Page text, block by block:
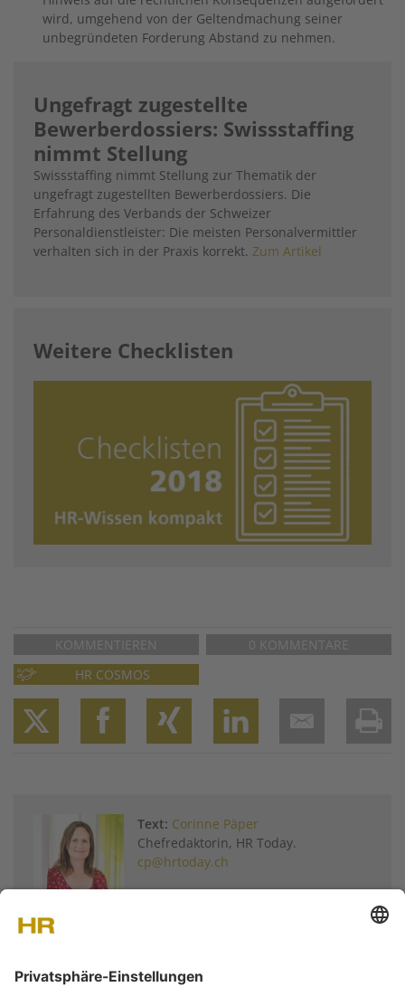
wird, umgehend von der Geltendmachung seiner
unbegründeten Forderung Abstand zu nehmen.
Ungefragt zugestellte
Bewerberdossiers: Swissstaffing
nimmt Stellung
Swissstaffing nimmt Stellung zur Thematik der
ungefragt zugestellten Bewerberdossiers. Die
Erfahrung des Verbands der Schweizer
Personaldienstleister: Die meisten Personalvermittler
verhalten sich in der Praxis korrekt. Zum Artikel
Weitere Checklisten
KOMMENTIEREN
0 KOMMENTARE
HR COSMOS
Text: Corinne Päper
Chefredaktorin, HR Today.
cp@hrtoday.ch